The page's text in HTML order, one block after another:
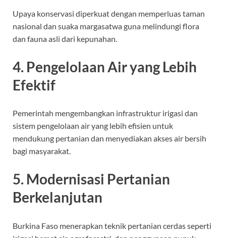
Upaya konservasi diperkuat dengan memperluas taman
nasional dan suaka margasatwa guna melindungi flora
dan fauna asli dari kepunahan.
4. Pengelolaan Air yang Lebih
Efektif
Pemerintah mengembangkan infrastruktur irigasi dan
sistem pengelolaan air yang lebih efisien untuk
mendukung pertanian dan menyediakan akses air bersih
bagi masyarakat.
5. Modernisasi Pertanian
Berkelanjutan
Burkina Faso menerapkan teknik pertanian cerdas seperti